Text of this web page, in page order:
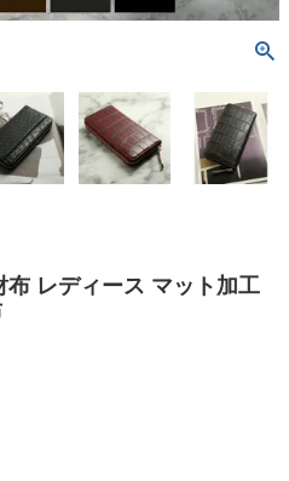
レディース マット加工